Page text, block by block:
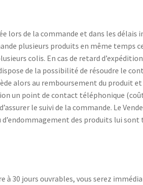
lors de la commande et dans les délais
plusieurs produits en même temps
colis. En cas de retard
de la possibilité de résoudre le
alors au remboursement du produit
un point de contact téléphonique
le suivi de la commande. Le
des produits lui
à 30 jours ouvrables, vous serez